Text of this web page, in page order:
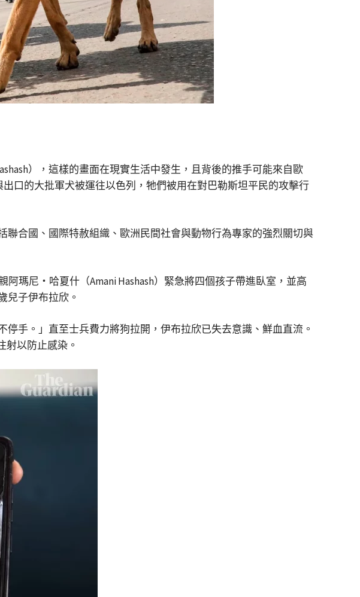
），這樣的畫面在現實生活中發生，且背後的推手可能來自歐
口的大批軍犬被運往以色列，牠們被用在對巴勒斯坦平民的攻擊行
合國、國際特赦組織、歐洲民間社會與動物行為專家的強烈關切與
瑪尼・哈夏什（Amani Hashash）緊急將四個孩子帶進臥室，並高
兒子伊布拉欣。
手。」直至士兵費力將狗拉開，伊布拉欣已失去意識、鮮血直流。
射以防止感染。